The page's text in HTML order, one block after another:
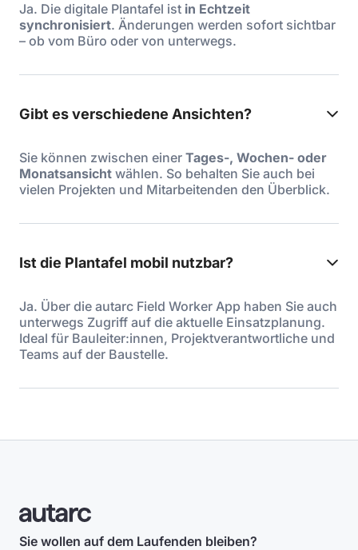
Ja. Die digitale Plantafel ist in Echtzeit
synchronisiert. Änderungen werden sofort sichtbar
– ob vom Büro oder von unterwegs.
Gibt es verschiedene Ansichten?
Sie können zwischen einer Tages-, Wochen- oder
Monatsansicht wählen. So behalten Sie auch bei
vielen Projekten und Mitarbeitenden den Überblick.
Ist die Plantafel mobil nutzbar?
Ja. Über die autarc Field Worker App haben Sie auch
unterwegs Zugriff auf die aktuelle Einsatzplanung.
Ideal für Bauleiter:innen, Projektverantwortliche und
Teams auf der Baustelle.
Sie wollen auf dem Laufenden bleiben?